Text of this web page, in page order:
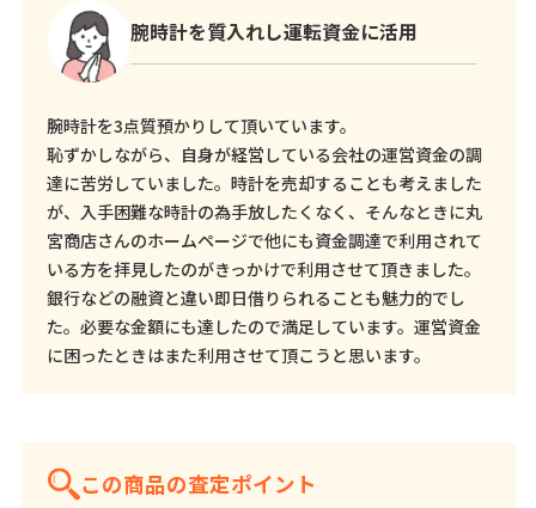
腕時計を質入れし運転資金に活用
腕時計を3点質預かりして頂いています。
恥ずかしながら、自身が経営している会社の運営資金の調
達に苦労していました。時計を売却することも考えました
が、入手困難な時計の為手放したくなく、そんなときに丸
宮商店さんのホームページで他にも資金調達で利用されて
いる方を拝見したのがきっかけで利用させて頂きました。
銀行などの融資と違い即日借りられることも魅力的でし
た。必要な金額にも達したので満足しています。運営資金
に困ったときはまた利用させて頂こうと思います。
この商品の査定ポイント